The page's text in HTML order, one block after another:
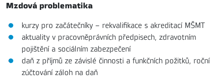
Mzdová problematika
kurzy pro začátečníky – rekvalifikace s akreditací MŠMT
aktuality v pracovněprávních předpisech, zdravotním
pojištění a sociálním zabezpečení
daň z příjmů ze závislé činnosti a funkčních požitků, roční
zúčtování záloh na daň